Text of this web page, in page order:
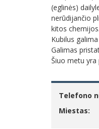
(eglinės)
nerūdijančio
kitos chemijos.
Kubilus
Galimas
Šiuo metu yra
Telefono
Miestas: